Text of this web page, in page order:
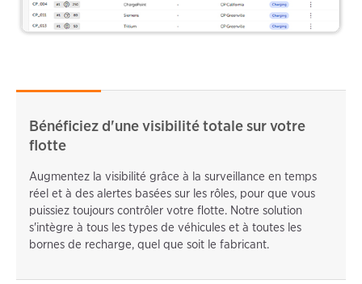
Bénéficiez d'une visibilité totale sur votre
flotte
Augmentez la visibilité grâce à la surveillance en temps
réel et à des alertes basées sur les rôles, pour que vous
puissiez toujours contrôler votre flotte. Notre solution
s'intègre à tous les types de véhicules et à toutes les
bornes de recharge, quel que soit le fabricant.